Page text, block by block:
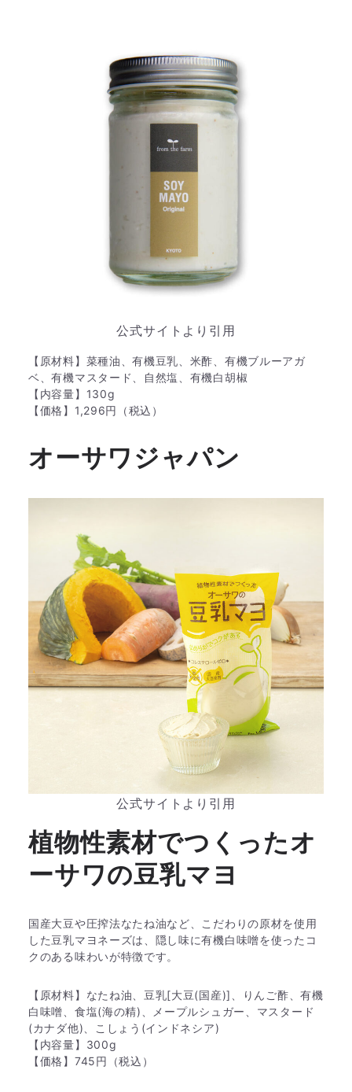
公式サイトより引用
【原材料】菜種油、有機豆乳、米酢、有機ブルーアガ
ベ、有機マスタード、自然塩、有機白胡椒
【内容量】130g
【価格】1,296円（税込）
オーサワジャパン
公式サイトより引用
植物性素材でつくったオ
ーサワの豆乳マヨ
国産大豆や圧搾法なたね油など、こだわりの原材を使用
した豆乳マヨネーズは、隠し味に有機白味噌を使ったコ
クのある味わいが特徴です。
【原材料】なたね油、豆乳[大豆(国産)]、りんご酢、有機
白味噌、食塩(海の精)、メープルシュガー、マスタード
(カナダ他)、こしょう(インドネシア)
【内容量】300g
【価格】745円（税込）